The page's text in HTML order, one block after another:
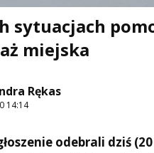
sytuacjach
miejska
Rękas
14:14
odebrali dziś